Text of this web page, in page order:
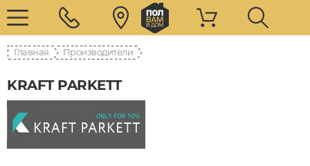
Главная Производители
KRAFT PARKETT